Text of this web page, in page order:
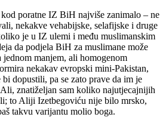
poratne IZ BiH najviše zanimalo – ne
nekakve vehabijske, selafijske i druge
je u IZ ulemi i među muslimanskim
da podjela BiH za muslimane može
manjem, ali homogenom
nekakav evropski mini-Pakistan,
dopustili, pa se zato prave da im je
znatiželjan sam koliko najutjecajnijih
to Aliji Izetbegoviću nije bilo mrsko,
takvu varijantu molio boga.